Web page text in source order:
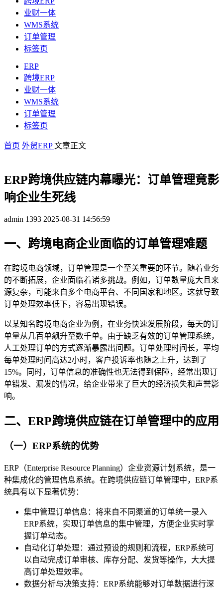
业财一体
WMS系统
订单管理
标签页
ERP
跨境ERP
业财一体
WMS系统
订单管理
标签页
首页 外贸ERP文章正文
ERP跨境供应链内幕曝光：订单管理竟影
响企业生死线
admin 1393 2025-08-31 14:56:59
一、跨境电商企业面临的订单管理难题
在跨境电商领域，订单管理是一个至关重要的环节。随着业务
的不断拓展，企业面临着诸多挑战。例如，订单数量庞大且来
源复杂，可能来自多个电商平台、不同国家和地区。这就导致
订单处理效率低下，容易出现错误。
以某知名跨境电商企业为例，在业务快速发展阶段，每天的订
单量从几百单飙升至数千单。由于缺乏有效的订单管理系统，
人工处理订单的方式逐渐暴露出问题。订单处理时间长，平均
每单处理时间高达2小时，客户投诉率也随之上升，达到了
15%。同时，订单信息的准确性也无法得到保障，经常出现订
单错发、漏发的情况，给企业带来了巨大的经济损失和声誉影
响。
二、ERP跨境供应链在订单管理中的应用
（一）ERP系统的优势
ERP（Enterprise Resource Planning）企业资源计划系统，是一
种集成化的管理信息系统。在跨境供应链订单管理中，ERP系
统具有以下显著优势：
集中管理订单信息：将来自不同渠道的订单统一录入
ERP系统，实现订单信息的集中管理，方便企业实时掌
握订单动态。
自动化订单处理：通过预设的规则和流程，ERP系统可
以自动完成订单审核、库存分配、发货等操作，大大提
高订单处理效率。
数据分析与决策支持：ERP系统能够对订单数据进行深